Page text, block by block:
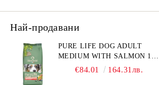
Най-продавани
PURE LIFE DOG ADULT
MEDIUM WITH SALMON 12
КГ - ПЪЛНОЦЕННА ХРАНА
€84.01 164.31лв.